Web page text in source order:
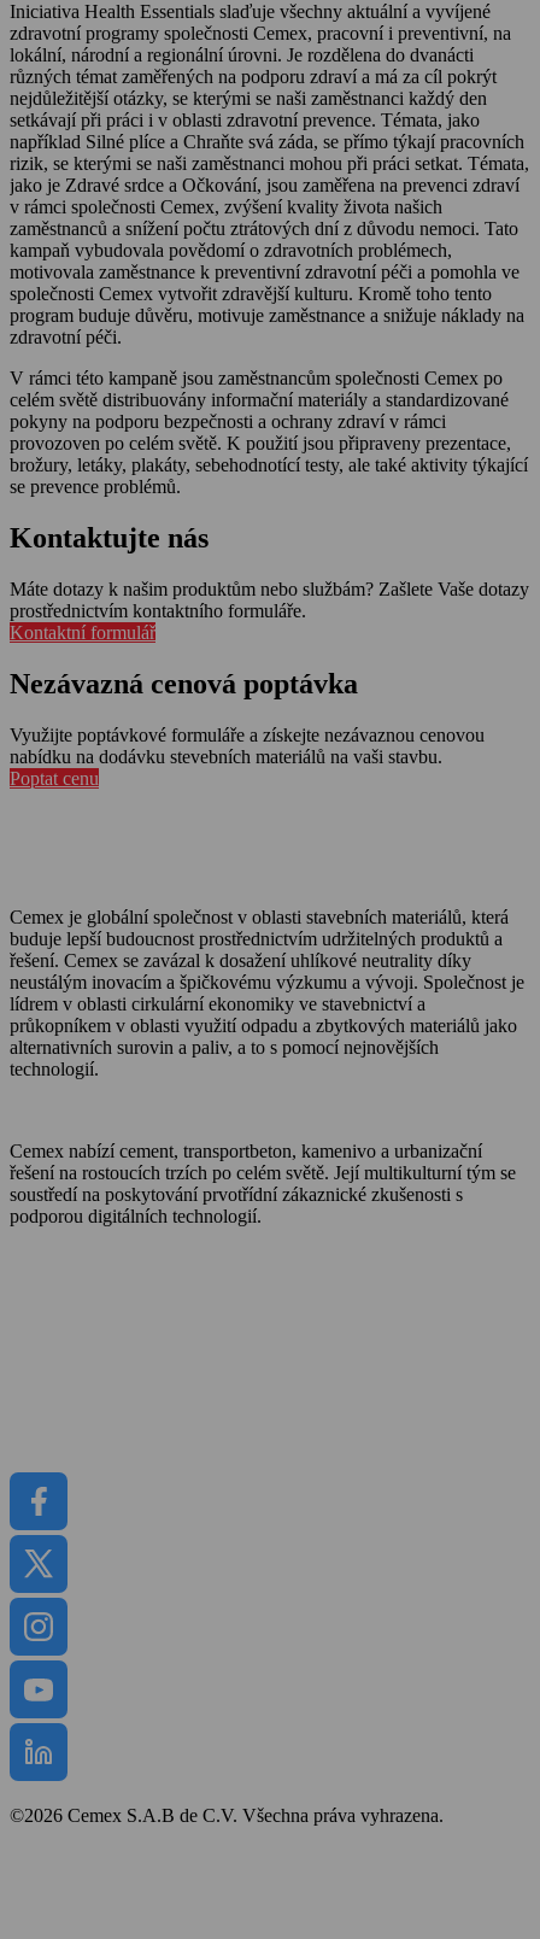
Iniciativa Health Essentials slaďuje všechny aktuální a vyvíjené
zdravotní programy společnosti Cemex, pracovní i preventivní, na
lokální, národní a regionální úrovni. Je rozdělena do dvanácti
různých témat zaměřených na podporu zdraví a má za cíl pokrýt
nejdůležitější otázky, se kterými se naši zaměstnanci každý den
setkávají při práci i v oblasti zdravotní prevence. Témata, jako
například Silné plíce a Chraňte svá záda, se přímo týkají pracovních
rizik, se kterými se naši zaměstnanci mohou při práci setkat. Témata,
jako je Zdravé srdce a Očkování, jsou zaměřena na prevenci zdraví
v rámci společnosti Cemex, zvýšení kvality života našich
zaměstnanců a snížení počtu ztrátových dní z důvodu nemoci. Tato
kampaň vybudovala povědomí o zdravotních problémech,
motivovala zaměstnance k preventivní zdravotní péči a pomohla ve
společnosti Cemex vytvořit zdravější kulturu. Kromě toho tento
program buduje důvěru, motivuje zaměstnance a snižuje náklady na
zdravotní péči.
V rámci této kampaně jsou zaměstnancům společnosti Cemex po
celém světě distribuovány informační materiály a standardizované
pokyny na podporu bezpečnosti a ochrany zdraví v rámci
provozoven po celém světě. K použití jsou připraveny prezentace,
brožury, letáky, plakáty, sebehodnotící testy, ale také aktivity týkající
se prevence problémů.
Kontaktujte nás
Máte dotazy k našim produktům nebo službám? Zašlete Vaše dotazy
prostřednictvím kontaktního formuláře.
Kontaktní formulář
Nezávazná cenová poptávka
Využijte poptávkové formuláře a získejte nezávaznou cenovou
nabídku na dodávku stevebních materiálů na vaši stavbu.
Poptat cenu
Cemex je globální společnost v oblasti stavebních materiálů, která
buduje lepší budoucnost prostřednictvím udržitelných produktů a
řešení. Cemex se zavázal k dosažení uhlíkové neutrality díky
neustálým inovacím a špičkovému výzkumu a vývoji. Společnost je
lídrem v oblasti cirkulární ekonomiky ve stavebnictví a
průkopníkem v oblasti využití odpadu a zbytkových materiálů jako
alternativních surovin a paliv, a to s pomocí nejnovějších
technologií.
Cemex nabízí cement, transportbeton, kamenivo a urbanizační
řešení na rostoucích trzích po celém světě. Její multikulturní tým se
soustředí na poskytování prvotřídní zákaznické zkušenosti s
podporou digitálních technologií.
©2026 Cemex S.A.B de C.V. Všechna práva vyhrazena.